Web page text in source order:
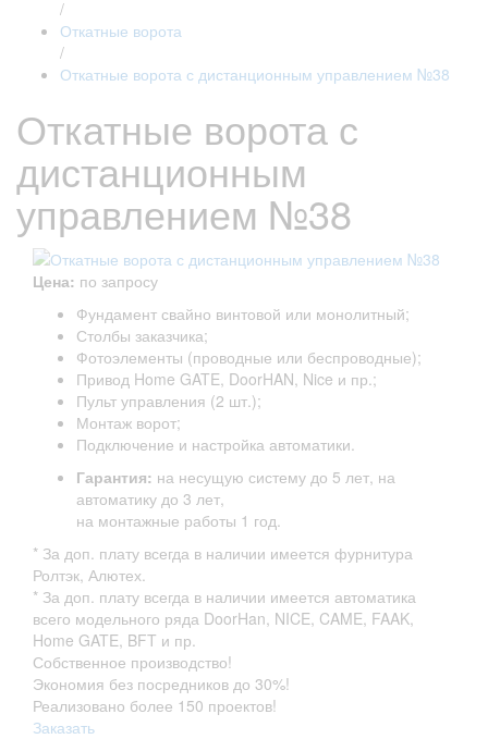
/
Откатные ворота
/
Откатные ворота с дистанционным управлением №38
Откатные ворота с
дистанционным
управлением №38
Цена: по запросу
Фундамент свайно винтовой или монолитный;
Столбы заказчика;
Фотоэлементы (проводные или беспроводные);
Привод Home GATE, DoorHAN, Nice и пр.;
Пульт управления (2 шт.);
Монтаж ворот;
Подключение и настройка автоматики.
Гарантия: на несущую систему до 5 лет, на
автоматику до 3 лет,
на монтажные работы 1 год.
* За доп. плату всегда в наличии имеется фурнитура
Ролтэк, Алютех.
* За доп. плату всегда в наличии имеется автоматика
всего модельного ряда DoorHan, NICE, CAME, FAAK,
Home GATE, BFT и пр.
Собственное производство!
Экономия без посредников до 30%!
Реализовано более 150 проектов!
Заказать